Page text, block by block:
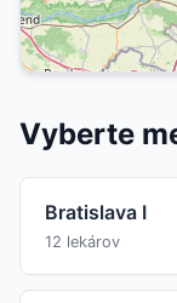
Vyberte
Bratislava I
12 lekárov